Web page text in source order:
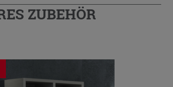
ZUBEHÖR